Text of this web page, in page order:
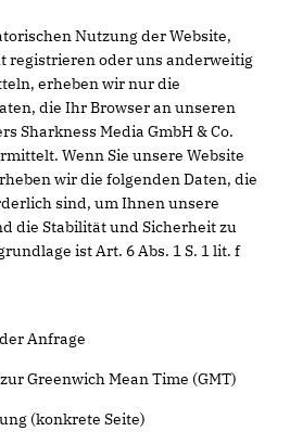
Nutzung der Website,
registrieren oder uns anderweitig
erheben wir nur die
die Ihr Browser an unseren
Sharkness Media GmbH & Co.
Wenn Sie unsere Website
wir die folgenden Daten, die
sind, um Ihnen unsere
die Stabilität und Sicherheit zu
ist Art. 6 Abs. 1 S. 1 lit. f
Anfrage
Greenwich Mean Time (GMT)
(konkrete Seite)